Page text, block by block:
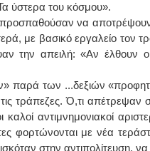
ύστερα του κόσμου».
προσπαθούσαν να
με βασικό εργαλείο τον
την απειλή: «Αν έλθουν
παρά των ...δεξιών
τράπεζες. Ό,τι απέτρεψαν
καλοί αντιμνημονιακοί
φορτώνονται με νέα
στην αντιπολίτευση,